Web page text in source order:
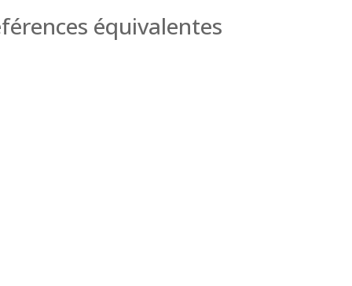
équivalentes